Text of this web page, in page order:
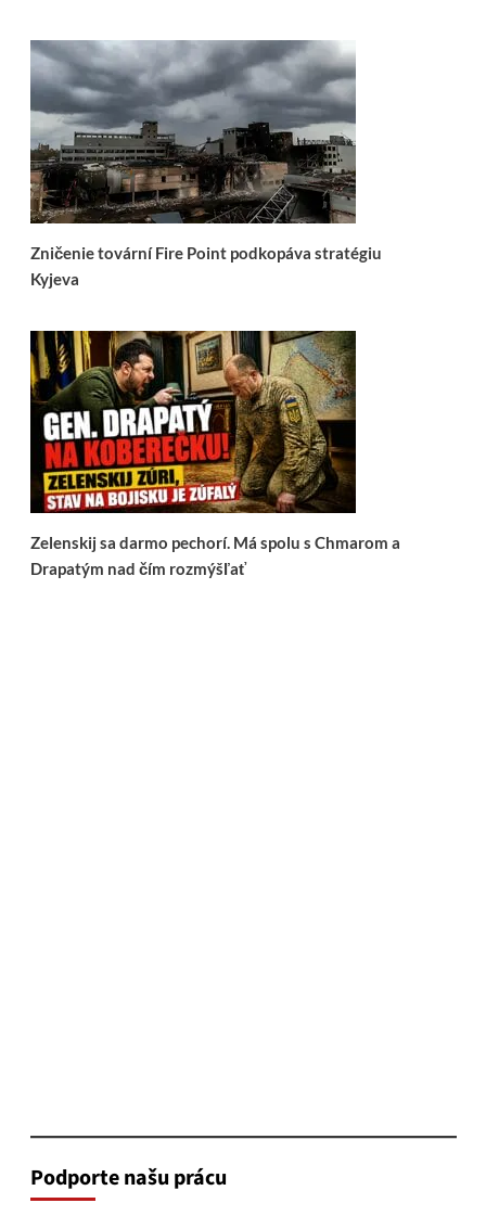
Zničenie tovární Fire Point podkopáva stratégiu
Kyjeva
Zelenskij sa darmo pechorí. Má spolu s Chmarom a
Drapatým nad čím rozmýšľať
Podporte našu prácu